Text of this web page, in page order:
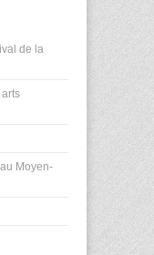
de la
Moyen-